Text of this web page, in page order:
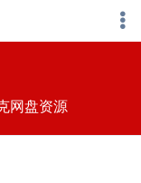
网盘资源